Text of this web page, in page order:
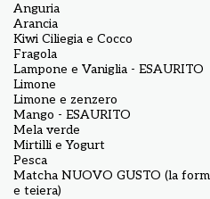
Anguria
Arancia
Kiwi Ciliegia e Cocco
Fragola
Lampone e Vaniglia - ESAURITO
Limone
Limone e zenzero
Mango - ESAURITO
Mela verde
Mirtilli e Yogurt
Pesca
Matcha NUOVO GUSTO (la
e teiera)